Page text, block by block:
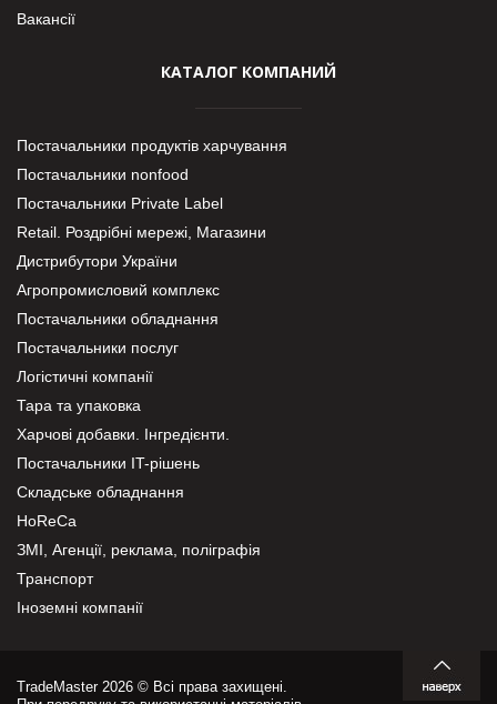
Вакансії
КАТАЛОГ КОМПАНИЙ
Постачальники продуктів харчування
Постачальники nonfood
Постачальники Private Label
Retail. Роздрібні мережі, Магазини
Дистрибутори України
Агропромисловий комплекс
Постачальники обладнання
Постачальники послуг
Логістичні компанії
Тара та упаковка
Харчові добавки. Інгредієнти.
Постачальники IT-рішень
Складське обладнання
HoReCa
ЗМІ, Агенції, реклама, поліграфія
Транспорт
Іноземні компанії
TradeMaster 2026 © Всі права захищені.